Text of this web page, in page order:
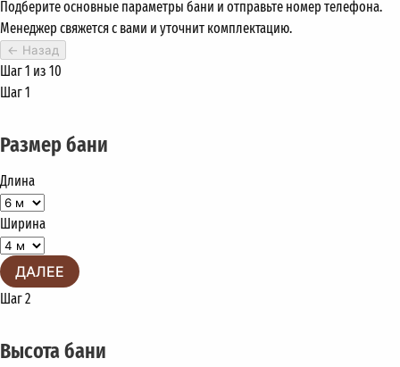
Подберите основные параметры бани и отправьте номер телефона.
Менеджер свяжется с вами и уточнит комплектацию.
← Назад
Шаг 1 из 10
Шаг 1
Размер бани
Длина
Ширина
ДАЛЕЕ
Шаг 2
Высота бани